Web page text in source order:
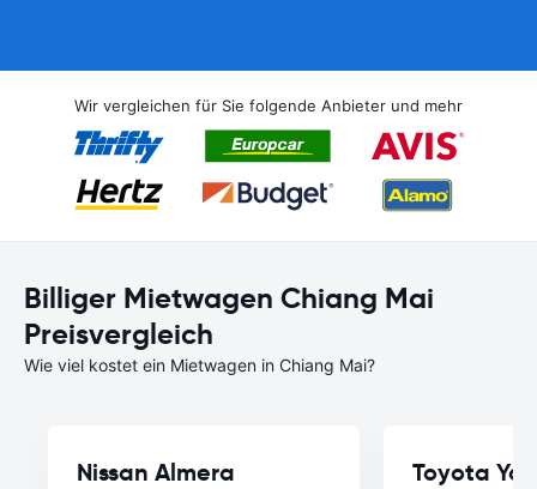
Wir vergleichen für Sie folgende Anbieter und mehr
Billiger Mietwagen Chiang Mai
Preisvergleich
Wie viel kostet ein Mietwagen in Chiang Mai?
Nissan Almera Toyota